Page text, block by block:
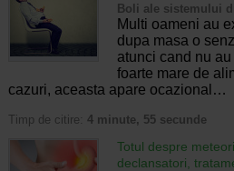
Boli ale sistemului
Multi oameni au
dupa masa o
atunci cand nu
foarte mare de
cazuri, aceasta apare ocazional…
Timp de citire: 4 minute, 55 secunde
Totul despre
declansatori,